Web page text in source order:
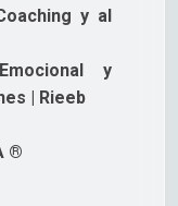
y al
y
| Rieeb
®